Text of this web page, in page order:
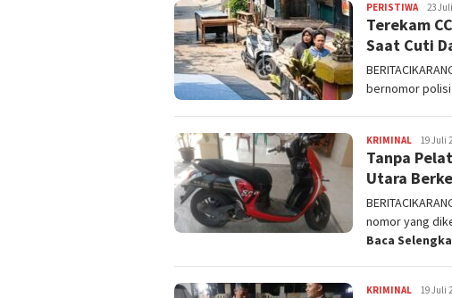
PERISTIWAadmin
23
Terekam
Saat Cuti
bernomor polisi
KRIMINAL admin
19 Juli
Tanpa
Utara
nomor yang
Baca
KRIMINAL admin
19 Juli